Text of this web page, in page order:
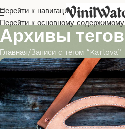
Перейти к навигации
Перейти к основному содержимому
Архивы
Главная Записи с тегом “Karlova”